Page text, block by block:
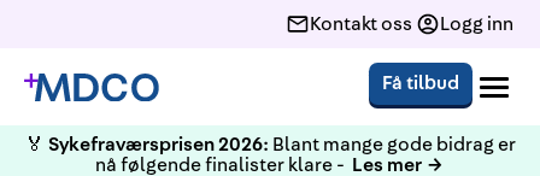
Kontakt oss Logg inn
Få tilbud
🏅 Sykefraværsprisen 2026: Blant mange gode bidrag er
nå følgende finalister klare -
Les mer →